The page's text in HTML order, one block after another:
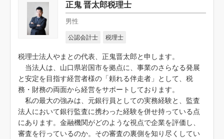
正鬼 晋太郎税理士
男性
公認会計士 税理士
税理士法人やまとの代表、正鬼晋太郎と申します。
当法人は、山口県岩国市を拠点に、事業のさらなる発展
と安定を目指す経営者様の「頼れる伴走者」として、税
務・財務の両面から経営をサポートしております。
私の最大の強みは、元銀行員としての実務経験と、監査
法人において銀行監査に携わった経験を併せ持っている点
にあります。金融機関がどのような視点で企業を評価し、
審査を行っているのか。その審査の裏側を知り尽くしてい